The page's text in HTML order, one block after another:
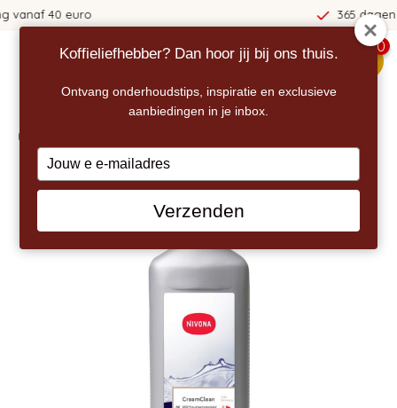
365 dagen bedenktijd!
0
Home
Koffieliefhebber? Dan hoor jij bij ons thuis.
Ontvang onderhoudstips, inspiratie en exclusieve
aanbiedingen in je inbox.
Type
your
email
Verzenden